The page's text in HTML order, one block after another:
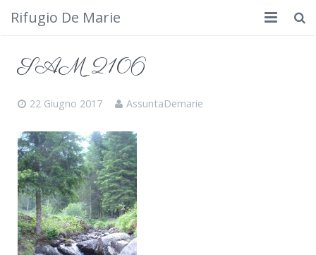
Rifugio De Marie
Cosa fare
Calendario
Foto
Cimbergo da vedere
SAM_2106
22 Giugno 2017 AssuntaDemarie